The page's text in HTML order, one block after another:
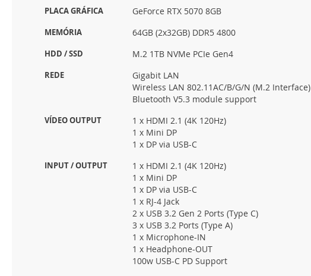
PLACA GRÁFICA GeForce RTX 5070 8GB
MEMÓRIA 64GB (2x32GB) DDR5 4800
HDD / SSD M.2 1TB NVMe PCIe Gen4
REDE
Gigabit LAN
Wireless LAN 802.11AC/B/G/N (M.2 Interface)
Bluetooth V5.3 module support
VÍDEO OUTPUT
1 x HDMI 2.1 (4K 120Hz)
1 x Mini DP
1 x DP via USB-C
INPUT / OUTPUT
1 x HDMI 2.1 (4K 120Hz)
1 x Mini DP
1 x DP via USB-C
1 x RJ-4 Jack
2 x USB 3.2 Gen 2 Ports (Type C)
3 x USB 3.2 Ports (Type A)
1 x Microphone-IN
1 x Headphone-OUT
100w USB-C PD Support